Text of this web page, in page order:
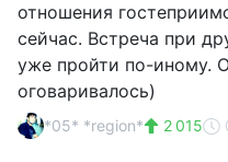
отношения
сейчас. Встреча при
уже пройти по-иному.
оговаривалось)
*05* *region* 2 015